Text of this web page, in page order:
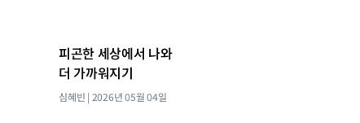
피곤한 세상에서 나와
더 가까워지기
심혜빈 2026년 05월 04일